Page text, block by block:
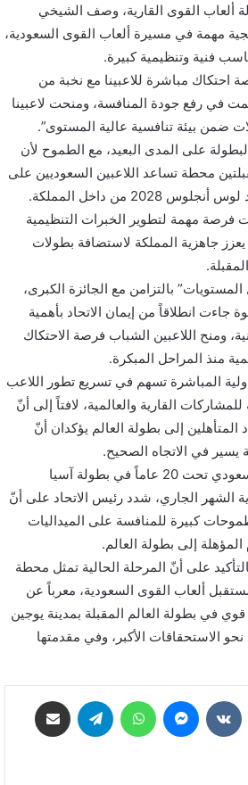
ألعاب القوى القارية، وصف الشيخي
مهمة في مسيرة ألعاب القوى السعودية،
فنية وتنظيمية كبيرة.
احتكاك مباشرة للاعبينا مع نخبة من
في رفع جودة المنافسة، ومنحت لاعبينا
ضمن بيئة تنافسية عالية المستوى”.
على المدى البعيد، مع الطموح لأن
محطة تساعد اللاعبين السعوديين على
من داخل المملكة.
فرصة مهمة لتطوير الخبرات التنظيمية
يعزز جاهزية المملكة لاستضافة بطولات
بالتزامن مع الجائزة الكبرى،
انطلاقاً من إيمان الاتحاد بأهمية
ومنح اللاعبين الشباب فرصة الاحتكاك
منذ المراحل المبكرة.
المباشرة تسهم في تسريع تطور اللاعب
للمشاركات القارية والعالمية، لافتاً إلى أنّ
إلى بطولة العالم يؤكدان أنّ
يسير في الاتجاه الصحيح.
وعن مشاركة المنتخب السعودي تحت 20 عاماً في بطولة آسيا
الشهر الجاري، شدد رئيس الاتحاد على أنّ
كبيرة للمنافسة على الميداليات
إلى بطولة العالم.
على أنّ المرحلة الحالية تمثل محطة
ألعاب القوى السعودية، معرباً عن
في بطولة العالم المقبلة بمدينة يوجين
نحو الاستحقاقات الأكبر، وفي مقدمتها